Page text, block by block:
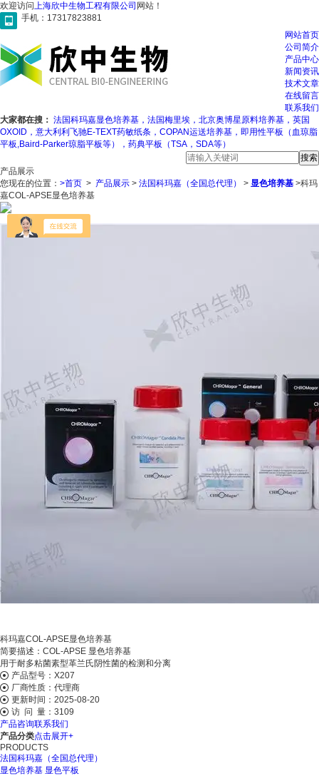
欢迎访问上海欣中生物工程有限公司 网站！
手机：17317823881
网站首页
公司简介
产品中心
新闻资讯
技术文章
在线留言
联系我们
大家都在搜： 法国科玛嘉显色培养基，法国梅里埃，北京奥博星原料培养基，英国
OXOID，意大利利飞驰E-TEXT药敏纸条，COPAN运送培养基，即用性平板（血琼脂
平板,Baird-Parker琼脂平板等），药典平板（TSA，SDA等）
产品展示
您现在的位置： >首页 > 产品展示 > 法国科玛嘉（全国总代理） > 显色培养基 >科玛
嘉COL-APSE显色培养基
科玛嘉COL-APSE显色培养基
简要描述： COL-APSE 显色培养基
用于耐多粘菌素型革兰氏阴性菌的检测和分离
产品型号： X207
厂商性质： 代理商
更新时间： 2025-08-20
访 问 量： 3109
产品咨询联系我们
产品分类点击展开+
PRODUCTS
法国科玛嘉（全国总代理）
显色培养基 显色平板